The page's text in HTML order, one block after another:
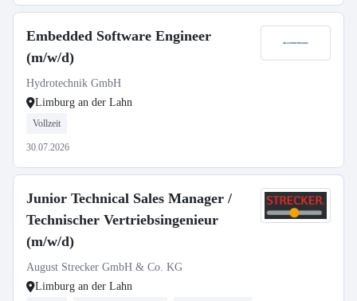
Embedded Software Engineer
(m/w/d)
Hydrotechnik GmbH
Limburg an der Lahn
Vollzeit
30.07.2026
Junior Technical Sales Manager /
Technischer Vertriebsingenieur
(m/w/d)
August Strecker GmbH & Co. KG
Limburg an der Lahn